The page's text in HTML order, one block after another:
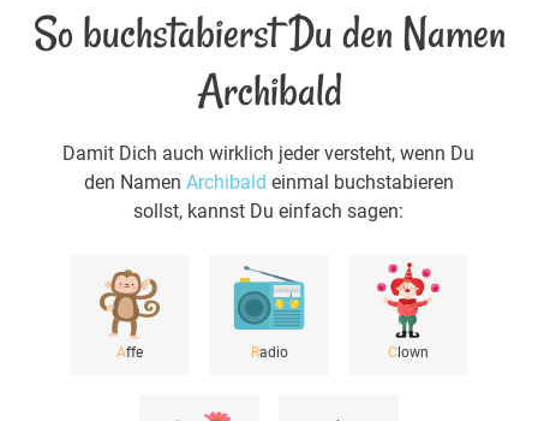
So buchstabierst Du den Namen
Archibald
Damit Dich auch wirklich jeder versteht, wenn Du
den Namen Archibald einmal buchstabieren
sollst, kannst Du einfach sagen:
Affe Radio Clown